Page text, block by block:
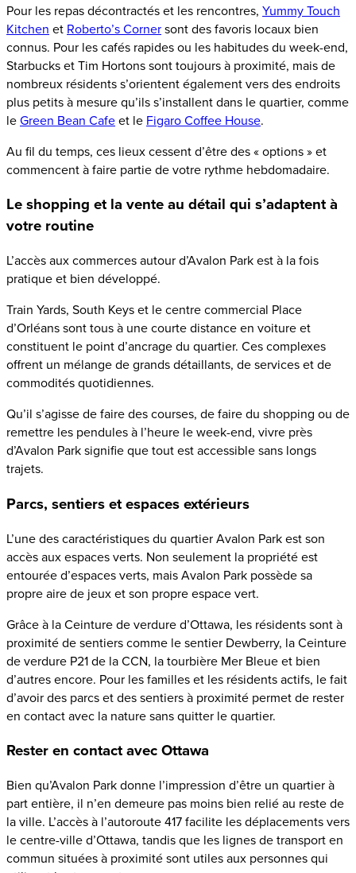
Pour les repas décontractés et les rencontres, Yummy Touch
Kitchen et Roberto’s Cornersont des favoris locaux bien
connus. Pour les cafés rapides ou les habitudes du week-end,
Starbucks et Tim Hortons sont toujours à proximité, mais de
nombreux résidents s’orientent également vers des endroits
plus petits à mesure qu’ils s’installent dans le quartier, comme
leGreen Bean Cafeet le Figaro Coffee House.
Au fil du temps, ces lieux cessent d’être des « options » et
commencent à faire partie de votre rythme hebdomadaire.
Le shopping et la vente au détail qui s’adaptent à
votre routine
L’accès aux commerces autour d’Avalon Park est à la fois
pratique et bien développé.
Train Yards, South Keys et le centre commercial Place
d’Orléans sont tous à une courte distance en voiture et
constituent le point d’ancrage du quartier. Ces complexes
offrent un mélange de grands détaillants, de services et de
commodités quotidiennes.
Qu’il s’agisse de faire des courses, de faire du shopping ou de
remettre les pendules à l’heure le week-end, vivre près
d’Avalon Park signifie que tout est accessible sans longs
trajets.
Parcs, sentiers et espaces extérieurs
L’une des caractéristiques du quartier Avalon Park est son
accès aux espaces verts. Non seulement la propriété est
entourée d’espaces verts, mais Avalon Park possède sa
propre aire de jeux et son propre espace vert.
Grâce à la Ceinture de verdure d’Ottawa, les résidents sont à
proximité de sentiers comme le sentier Dewberry, la Ceinture
de verdure P21 de la CCN, la tourbière Mer Bleue et bien
d’autres encore. Pour les familles et les résidents actifs, le fait
d’avoir des parcs et des sentiers à proximité permet de rester
en contact avec la nature sans quitter le quartier.
Rester en contact avec Ottawa
Bien qu’Avalon Park donne l’impression d’être un quartier à
part entière, il n’en demeure pas moins bien relié au reste de
la ville. L’accès à l’autoroute 417 facilite les déplacements vers
le centre-ville d’Ottawa, tandis que les lignes de transport en
commun situées à proximité sont utiles aux personnes qui